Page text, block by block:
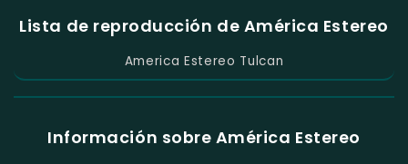
Lista de reproducción de América Estereo
America Estereo Tulcan
Información sobre América Estereo